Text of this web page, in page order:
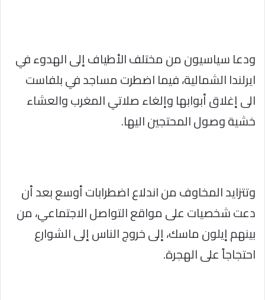
ودعا سياسيون من مختلف الأطياف إلى الهدوء في
ايرلندا الشمالية، فيما اضطرت مساجد في بلفاست
الى إغلاق أبوابها وإلغاء صلاتي المغرب والعشاء
خشية وصول المحتجين اليها.
وتتزايد المخاوف من اندلاع اضطرابات أوسع بعد أن
دعت شخصيات على مواقع التواصل الاجتماعي، من
بينهم إيلون ماسك، إلى خروج الناس إلى الشوارع
احتجاجاً على الهجرة.